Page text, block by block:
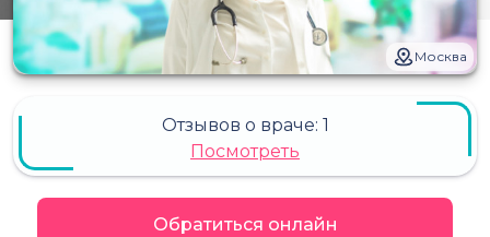
Москва
Отзывов о враче: 1
Посмотреть
Обратиться онлайн